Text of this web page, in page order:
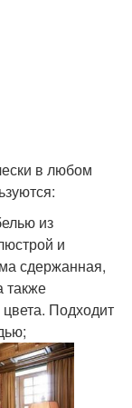
в любом
из
и
сдержанная,
также
Подходит